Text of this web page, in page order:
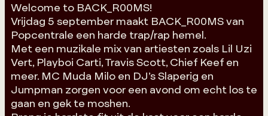
Welcome to BACK_R00MS!
Vrijdag 5 september maakt BACK_R00MS van
Popcentrale een harde trap/rap hemel.
Met een muzikale mix van artiesten zoals Lil Uzi
Vert, Playboi Carti, Travis Scott, Chief Keef en
meer. MC Muda Milo en DJ’s Slaperig en
Jumpman zorgen voor een avond om echt los te
gaan en gek te moshen.